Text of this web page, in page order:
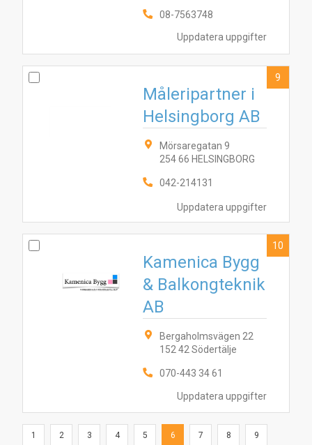
Uppdatera uppgifter
08-7563748
Uppdatera uppgifter
Måleripartner i
Helsingborg AB
Mörsaregatan 9
254 66 HELSINGBORG
042-214131
9
Uppdatera uppgifter
Kamenica Bygg
& Balkongteknik
AB
Bergaholmsvägen 22
152 42 Södertälje
070-443 34 61
10
1 2 3 4 5 6 7 8 9